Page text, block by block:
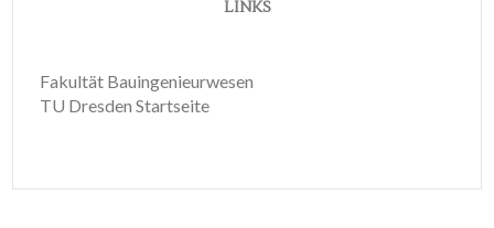
LINKS
Fakultät Bauingenieurwesen
TU Dresden Startseite